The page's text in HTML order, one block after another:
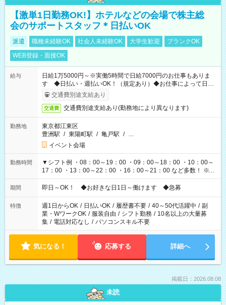
【激単1日勤務OK!】ホテルなどの会場で株主総
会のサポートスタッフ＊日払いOK
派遣 職種未経験OK 社会人未経験OK 大学生歓迎
ブランクOK
WEB登録・面接OK
給与
日給1万5000円～※実働5時間で日給7000円のお仕事もありま
す ◆日払い・週払いOK！（規定あり）◆お仕事によって日給
も異なります
交通費別途支給あり
交通費 交通費別途支給あり(勤務地により異なります)
勤務地
東京都江東区
豊洲駅 / 東陽町駅 / 亀戸駅 / …
イベント会場
勤務時間
▼シフト例 ・08：00～19：00 ・09：00～18：00 ・10：00～
17：00 ・13：00～22：00 ・16：00～21：00 など多数！ ※お
仕事により勤務時間が異なります
期間 即日～OK！ ◆お好きな日1日～働けます ◆急募
特徴 週1日からOK / 日払いOK / 履歴書不要 / 40～50代活躍中 / 副
業・WワークOK / 服装自由 / シフト勤務 / 10名以上の大量募
集 / 電話対応なし / パソコンスキル不要
気になる！ 応募する 詳細へ
掲載日：2026.08.08
未読